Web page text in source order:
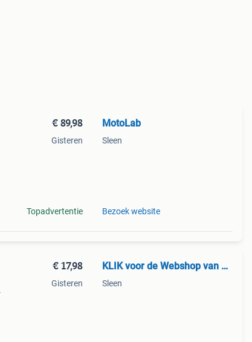
€ 89,98
Gisteren
Topadvertentie
MotoLab
Sleen
Bezoek website
€ 17,98
Gisteren
KLIK voor de Webshop van Motolab
Sleen